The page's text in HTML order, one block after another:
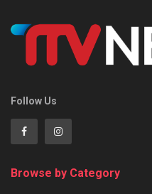
Follow Us
Browse by Category